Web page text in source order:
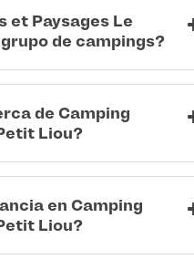
et Paysages Le
de campings?
de Camping
Liou?
en Camping
Liou?